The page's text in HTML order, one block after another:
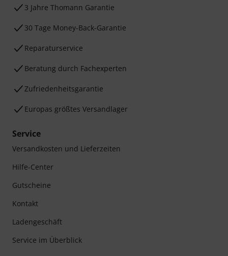
3 Jahre Thomann Garantie
30 Tage Money-Back-Garantie
Reparaturservice
Beratung durch Fachexperten
Zufriedenheitsgarantie
Europas größtes Versandlager
Service
Versandkosten und Lieferzeiten
Hilfe-Center
Gutscheine
Kontakt
Ladengeschäft
Service im Überblick